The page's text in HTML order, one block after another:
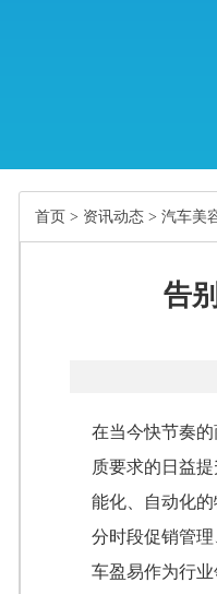
首页 > 资讯动态 > 汽车美
告
在当今快节奏
质要求的日益
能化、自动化
分时段促销管
车盈易作为行业